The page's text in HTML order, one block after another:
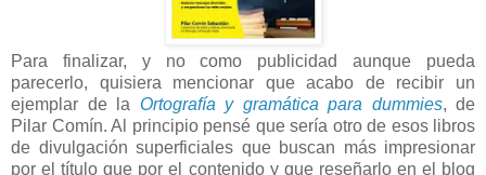
Para finalizar, y no como publicidad aunque pueda
parecerlo, quisiera mencionar que acabo de recibir un
ejemplar de la Ortografía y gramática para dummies, de
Pilar Comín. Al principio pensé que sería otro de esos libros
de divulgación superficiales que buscan más impresionar
por el título que por el contenido y que reseñarlo en el blog